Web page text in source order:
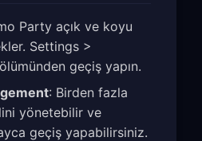
Party açık ve koyu
Settings >
geçiş yapın.
: Birden fazla
yönetebilir ve
geçiş yapabilirsiniz.